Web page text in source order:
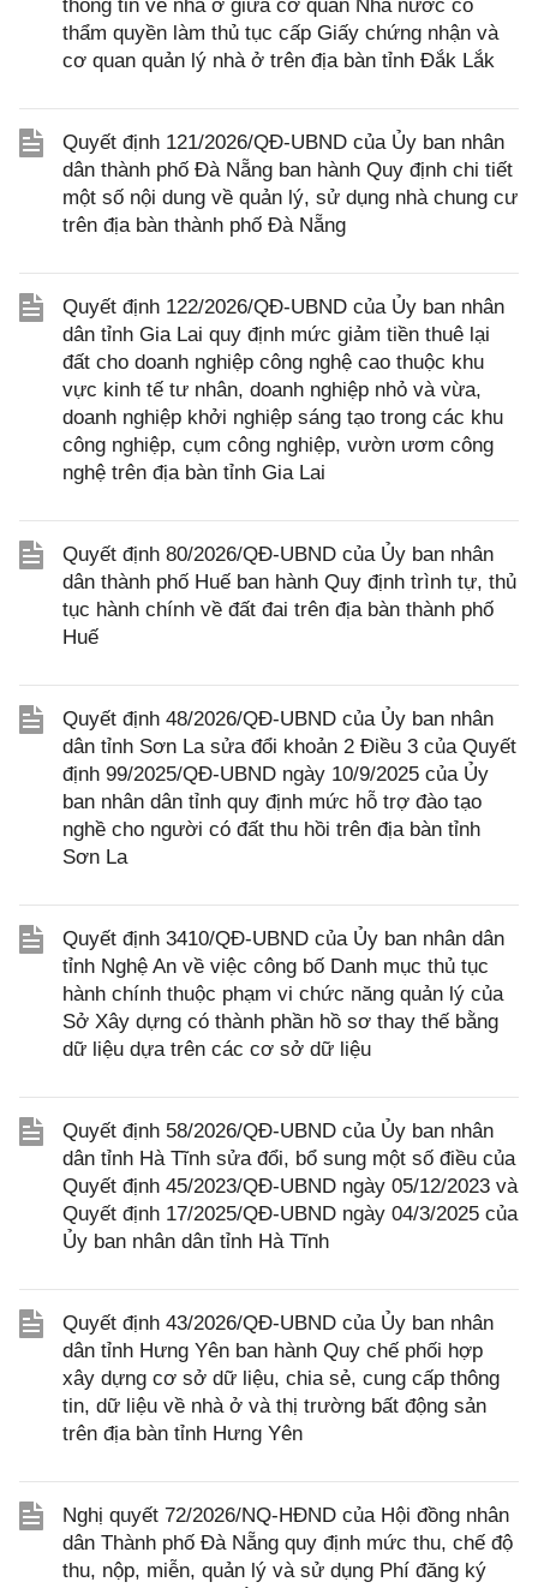
thông tin về nhà ở giữa cơ quan Nhà nước có
thẩm quyền làm thủ tục cấp Giấy chứng nhận và
cơ quan quản lý nhà ở trên địa bàn tỉnh Đắk Lắk
Quyết định 121/2026/QĐ-UBND của Ủy ban nhân
dân thành phố Đà Nẵng ban hành Quy định chi tiết
một số nội dung về quản lý, sử dụng nhà chung cư
trên địa bàn thành phố Đà Nẵng
Quyết định 122/2026/QĐ-UBND của Ủy ban nhân
dân tỉnh Gia Lai quy định mức giảm tiền thuê lại
đất cho doanh nghiệp công nghệ cao thuộc khu
vực kinh tế tư nhân, doanh nghiệp nhỏ và vừa,
doanh nghiệp khởi nghiệp sáng tạo trong các khu
công nghiệp, cụm công nghiệp, vườn ươm công
nghệ trên địa bàn tỉnh Gia Lai
Quyết định 80/2026/QĐ-UBND của Ủy ban nhân
dân thành phố Huế ban hành Quy định trình tự, thủ
tục hành chính về đất đai trên địa bàn thành phố
Huế
Quyết định 48/2026/QĐ-UBND của Ủy ban nhân
dân tỉnh Sơn La sửa đổi khoản 2 Điều 3 của Quyết
định 99/2025/QĐ-UBND ngày 10/9/2025 của Ủy
ban nhân dân tỉnh quy định mức hỗ trợ đào tạo
nghề cho người có đất thu hồi trên địa bàn tỉnh
Sơn La
Quyết định 3410/QĐ-UBND của Ủy ban nhân dân
tỉnh Nghệ An về việc công bố Danh mục thủ tục
hành chính thuộc phạm vi chức năng quản lý của
Sở Xây dựng có thành phần hồ sơ thay thế bằng
dữ liệu dựa trên các cơ sở dữ liệu
Quyết định 58/2026/QĐ-UBND của Ủy ban nhân
dân tỉnh Hà Tĩnh sửa đổi, bổ sung một số điều của
Quyết định 45/2023/QĐ-UBND ngày 05/12/2023 và
Quyết định 17/2025/QĐ-UBND ngày 04/3/2025 của
Ủy ban nhân dân tỉnh Hà Tĩnh
Quyết định 43/2026/QĐ-UBND của Ủy ban nhân
dân tỉnh Hưng Yên ban hành Quy chế phối hợp
xây dựng cơ sở dữ liệu, chia sẻ, cung cấp thông
tin, dữ liệu về nhà ở và thị trường bất động sản
trên địa bàn tỉnh Hưng Yên
Nghị quyết 72/2026/NQ-HĐND của Hội đồng nhân
dân Thành phố Đà Nẵng quy định mức thu, chế độ
thu, nộp, miễn, quản lý và sử dụng Phí đăng ký